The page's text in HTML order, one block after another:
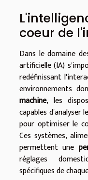
coeur de
Dans le domaine
artificielle (IA)
redéfinissant
environnements
machine, les
capables
pour optimiser le
Ces systèmes,
permettent une
réglages
spécifiques de